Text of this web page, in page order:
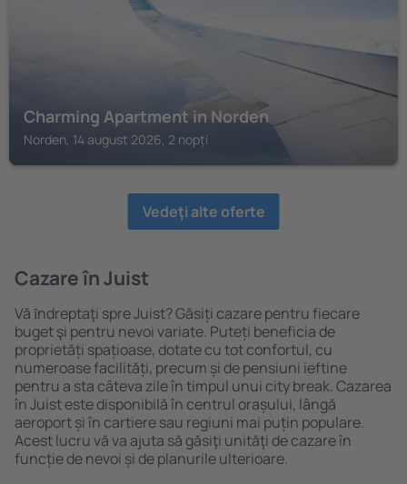
Charming Apartment in Norden
Norden, 14 august 2026, 2 nopți
Vedeţi alte oferte
Cazare în Juist
Vă ȋndreptaţi spre Juist? Găsiți cazare pentru fiecare
buget şi pentru nevoi variate. Puteți beneficia de
proprietăți spațioase, dotate cu tot confortul, cu
numeroase facilități, precum și de pensiuni ieftine
pentru a sta câteva zile în timpul unui city break. Cazarea
în Juist este disponibilă în centrul orașului, lângă
aeroport și în cartiere sau regiuni mai puțin populare.
Acest lucru vă va ajuta să găsiţi unităţi de cazare în
funcție de nevoi și de planurile ulterioare.